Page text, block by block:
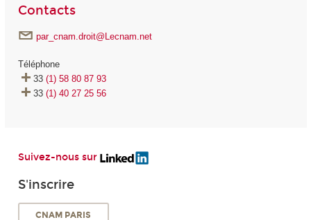
Contacts
par_cnam.droit@Lecnam.net
Téléphone
33 (1) 58 80 87 93
33 (1) 40 27 25 56
Suivez-nous sur
S'inscrire
CNAM PARIS